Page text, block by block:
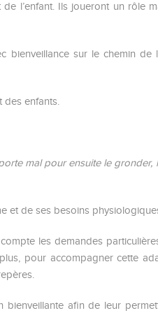
l’enfant. Ils joueront un rôle
bienveillance sur le chemin de
des enfants.
mal pour ensuite le gronder,
et de ses besoins
les demandes
pour accompagner cette
afin de leur